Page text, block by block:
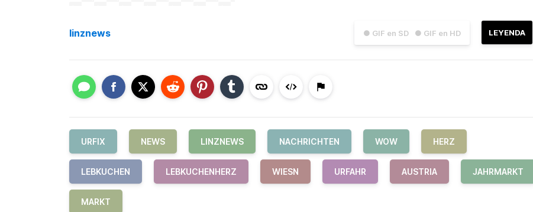
● GIF en SD ● GIF en HD LEYENDA
linznews
URFIX NEWS LINZNEWS NACHRICHTEN WOW HERZ
LEBKUCHEN LEBKUCHENHERZ WIESN URFAHR AUSTRIA JAHRMARKT
MARKT